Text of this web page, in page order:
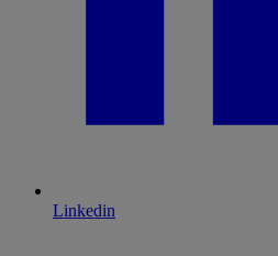
Linkedin